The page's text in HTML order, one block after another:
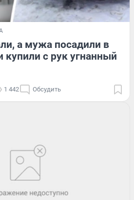
а мужа посадили в
купили с рук угнанный
1 442 Обсудить